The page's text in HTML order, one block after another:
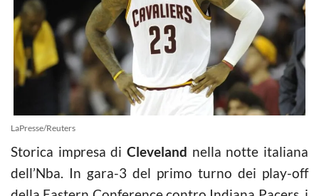
LaPresse/Reuters
Storica impresa di Cleveland nella notte italiana
dell’Nba. In gara-3 del primo turno dei play-off